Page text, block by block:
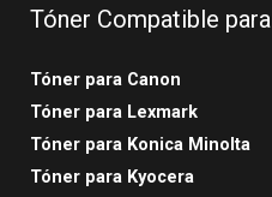
Tóner Compatible para
Tóner para Canon
Tóner para Lexmark
Tóner para Konica Minolta
Tóner para Kyocera